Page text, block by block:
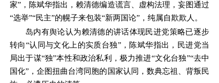
家”，陈斌华指出，赖清德编造谎言、虚构法理，妄图通过
“选举”“民主”的幌子来包装“新两国论”，纯属自欺欺人。
岛内有舆论认为赖清德的讲话体现民进党策略已逐步
转向“认同与文化上的实质台独”，陈斌华指出，民进党当
局出于谋“独”本性和政治私利，极力推进“文化台独”“去中
国化”，企图扭曲台湾同胞的国家认同，数典忘祖、背叛民